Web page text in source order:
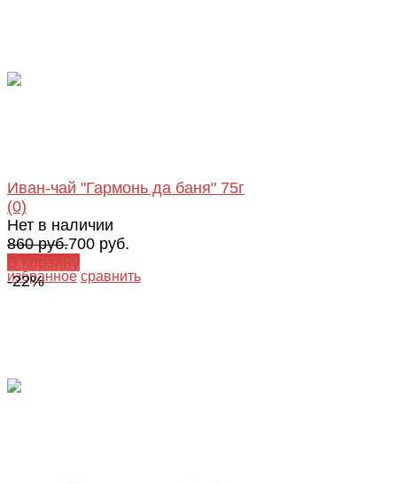
избранное сравнить
Иван-чай "Гармонь да баня" 75г
(0)
Нет в наличии
860 руб.700 руб.
В корзину
-22%